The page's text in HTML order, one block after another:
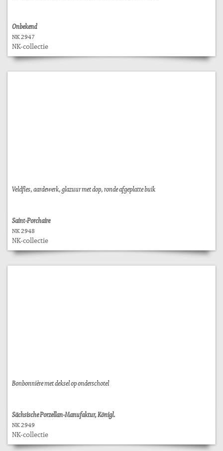
Onbekend
NK 2947
NK-collectie
Veldfles, aardewerk, glazuur met dop, ronde afgeplatte buik
Saint-Porchaire
NK 2948
NK-collectie
Bonbonnière met deksel op onderschotel
Sächsische Porzellan-Manufaktur, Königl.
NK 2949
NK-collectie